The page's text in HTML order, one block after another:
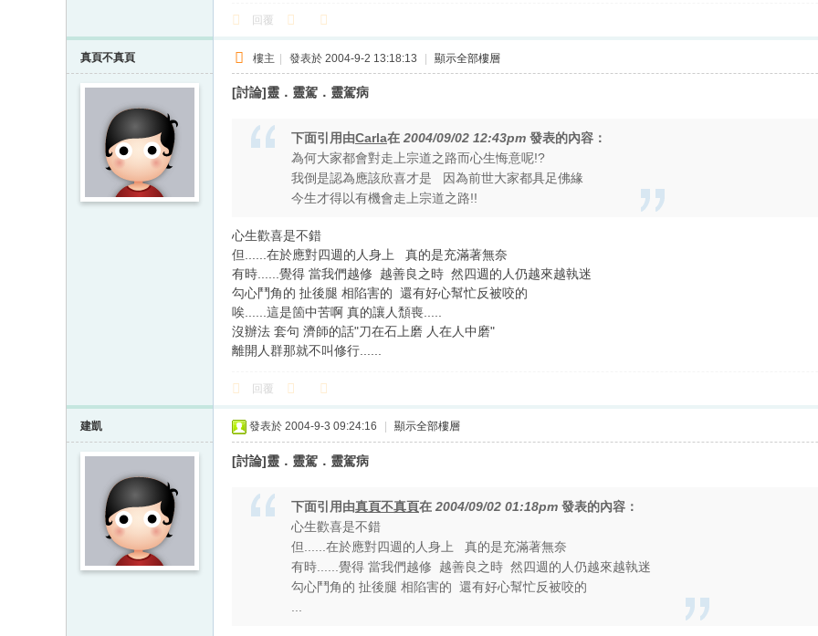
回覆
真頁不真頁 樓主 | 發表於 2004-9-2 13:18:13 | 顯示全部樓層
[討論]靈．靈駕．靈駕病
下面引用由Carla在 2004/09/02 12:43pm 發表的內容：
為何大家都會對走上宗道之路而心生悔意呢!?
我倒是認為應該欣喜才是 因為前世大家都具足佛緣
今生才得以有機會走上宗道之路!!
心生歡喜是不錯
但......在於應對四週的人身上 真的是充滿著無奈
有時......覺得 當我們越修 越善良之時 然四週的人仍越來越執迷
勾心鬥角的 扯後腿 相陷害的 還有好心幫忙反被咬的
唉......這是箇中苦啊 真的讓人頹喪.....
沒辦法 套句 濟師的話"刀在石上磨 人在人中磨"
離開人群那就不叫修行......
回覆
建凱 發表於 2004-9-3 09:24:16 顯示全部樓層
[討論]靈．靈駕．靈駕病
下面引用由真頁不真頁在 2004/09/02 01:18pm 發表的內容：
心生歡喜是不錯
但......在於應對四週的人身上 真的是充滿著無奈
有時......覺得 當我們越修 越善良之時 然四週的人仍越來越執迷
勾心鬥角的 扯後腿 相陷害的 還有好心幫忙反被咬的